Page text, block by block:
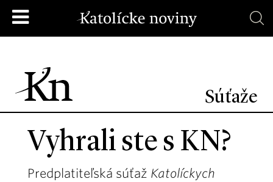
Súťaže
Vyhrali ste s KN?
Predplatiteľská súťaž Katolíckych